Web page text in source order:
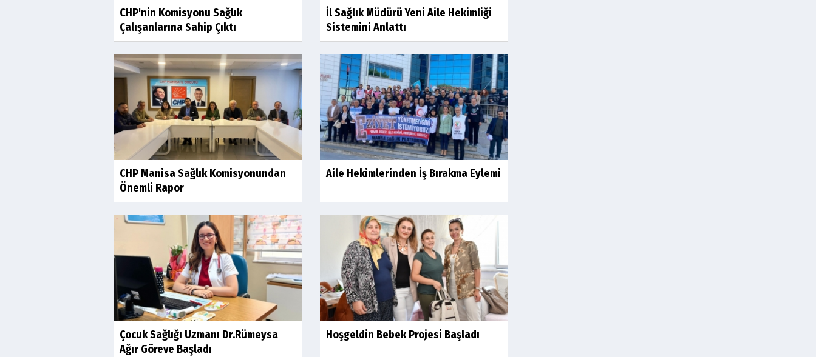
CHP'nin Komisyonu Sağlık
Çalışanlarına Sahip Çıktı
İl Sağlık Müdürü Yeni Aile Hekimliği
Sistemini Anlattı
CHP Manisa Sağlık Komisyonundan
Önemli Rapor
Aile Hekimlerinden İş Bırakma Eylemi
Çocuk Sağlığı Uzmanı Dr.Rümeysa
Ağır Göreve Başladı
Hoşgeldin Bebek Projesi Başladı